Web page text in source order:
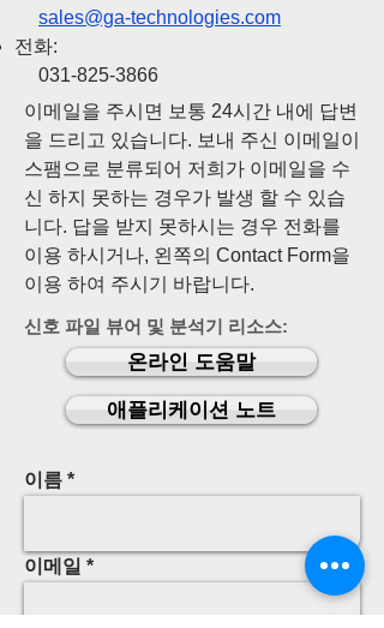
sales@ga-technologies.com
전화:
031-825-3866
이메일을 주시면 보통 24시간 내에 답변
을 드리고 있습니다. 보내 주신 이메일이
스팸으로 분류되어 저희가 이메일을 수
신 하지 못하는 경우가 발생 할 수 있습
니다. 답을 받지 못하시는 경우 전화를
이용 하시거나, 왼쪽의 Contact Form을
이용 하여 주시기 바랍니다.
신호 파일 뷰어 및 분석기 리소스:
온라인 도움말
애플리케이션 노트
이름
이메일